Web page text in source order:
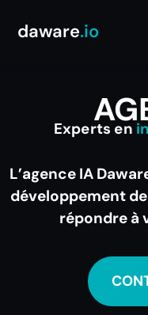
daware.io
Experts en
L’agence IA
développement
répondre à